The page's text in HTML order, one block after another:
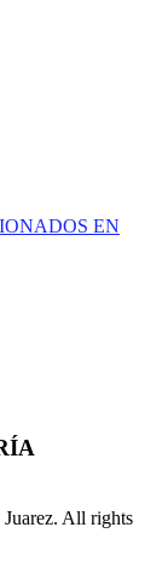
EN
All rights